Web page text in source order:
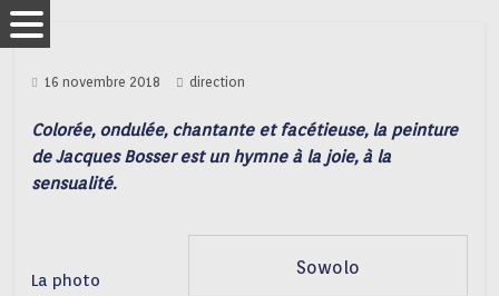
16 novembre 2018 direction
Colorée, ondulée, chantante et facétieuse, la peinture
de Jacques Bosser est un hymne à la joie, à la
sensualité.
Sowolo
La photo